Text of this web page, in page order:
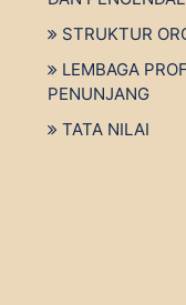
STRUKTUR
LEMBAGA
PENUNJANG
TATA NILAI